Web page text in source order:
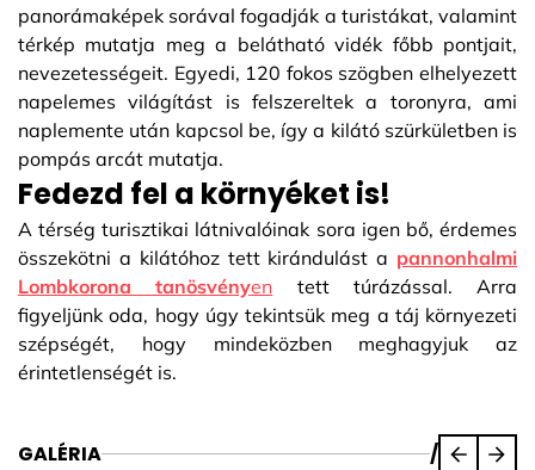
panorámaképek sorával fogadják a turistákat, valamint
térkép mutatja meg a belátható vidék főbb pontjait,
nevezetességeit. Egyedi, 120 fokos szögben elhelyezett
napelemes világítást is felszereltek a toronyra, ami
naplemente után kapcsol be, így a kilátó szürkületben is
pompás arcát mutatja.
Fedezd fel a környéket is!
A térség turisztikai látnivalóinak sora igen bő, érdemes
összekötni a kilátóhoz tett kirándulást a pannonhalmi
Lombkorona tanösvényen tett túrázással. Arra
figyeljünk oda, hogy úgy tekintsük meg a táj környezeti
szépségét, hogy mindeközben meghagyjuk az
érintetlenségét is.
GALÉRIA /